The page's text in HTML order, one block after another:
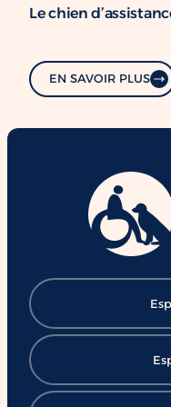
Le chien
EN SAVOIR PLUS